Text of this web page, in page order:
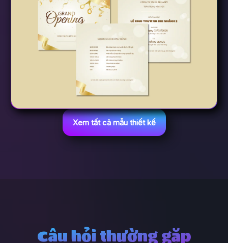
Xem tất cả mẫu thiết kế
Câu hỏi thường gặp